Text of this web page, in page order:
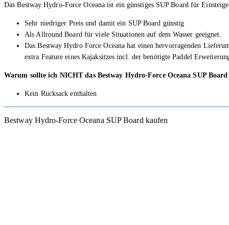
Das Bestway Hydro-Force Oceana ist ein günstiges SUP Board für
Sehr niedriger Preis und damit ein SUP Board günstig
Als Allround Board für viele Situationen auf dem Wasser geeignet.
Das Bestway Hydro Force Oceana hat einen hervorragenden
extra Feature eines Kajaksitzes incl. der benötigte Paddel
Warum sollte ich NICHT das Bestway Hydro-Force Oceana SUP
Kein Rucksack enthalten
Bestway Hydro-Force Oceana SUP Board kaufen